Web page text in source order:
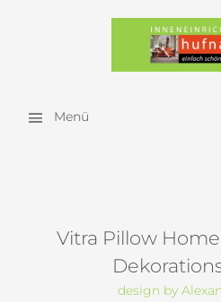
Menü
Vitra Pillow
design by